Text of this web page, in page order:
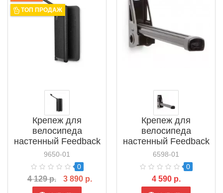
ТОП ПРОДАЖ
Крепеж для
велосипеда
настенный Feedback
Velo Hinge 2.0
(17716)
9650-01
0
4 129 р. 3 890 р.
Крепеж для
велосипеда
настенный Feedback
Velo Wall Post
(16850)
6598-01
0
4 590 р.